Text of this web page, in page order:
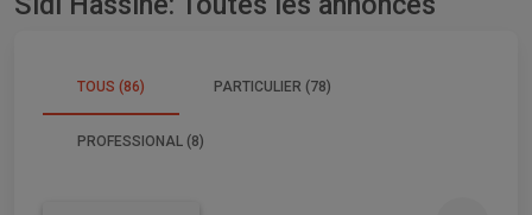
TOUS (86) PARTICULIER (78)
PROFESSIONAL (8)